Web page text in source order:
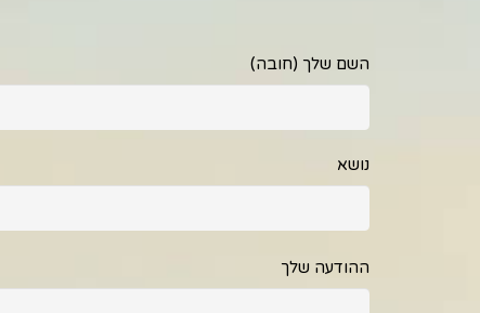
השם שלך (חובה)
נושא
ההודעה שלך